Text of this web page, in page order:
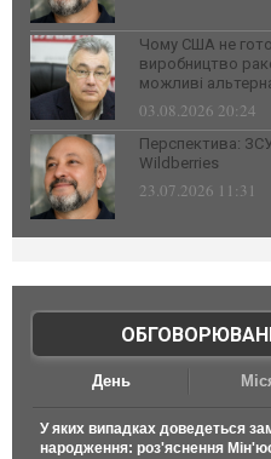
Чому США не
виробництво
можливі
03.08.2026 20:24
Перспектива:
Wildberries
23.07.2026 11:31
День
У яких випадках доведеться
народження: роз'яснення